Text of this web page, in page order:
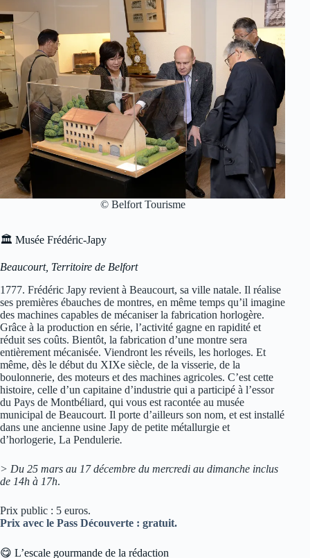
© Belfort Tourisme
🏛 Musée Frédéric-Japy
Beaucourt, Territoire de Belfort
1777. Frédéric Japy revient à Beaucourt, sa ville natale. Il réalise
ses premières ébauches de montres, en même temps qu’il imagine
des machines capables de mécaniser la fabrication horlogère.
Grâce à la production en série, l’activité gagne en rapidité et
réduit ses coûts. Bientôt, la fabrication d’une montre sera
entièrement mécanisée. Viendront les réveils, les horloges. Et
même, dès le début du XIXe siècle, de la visserie, de la
boulonnerie, des moteurs et des machines agricoles. C’est cette
histoire, celle d’un capitaine d’industrie qui a participé à l’essor
du Pays de Montbéliard, qui vous est racontée au musée
municipal de Beaucourt. Il porte d’ailleurs son nom, et est installé
dans une ancienne usine Japy de petite métallurgie et
d’horlogerie, La Pendulerie.
> Du 25 mars au 17 décembre du mercredi au dimanche inclus
de 14h à 17h.
Prix public : 5 euros.
Prix avec le Pass Découverte : gratuit.
😋 L’escale gourmande de la rédaction